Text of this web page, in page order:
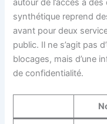
autour de l’accès à
synthétique reprend
avant pour deux
public. Il ne s’agit pas
blocages, mais d’une
de confidentialité.